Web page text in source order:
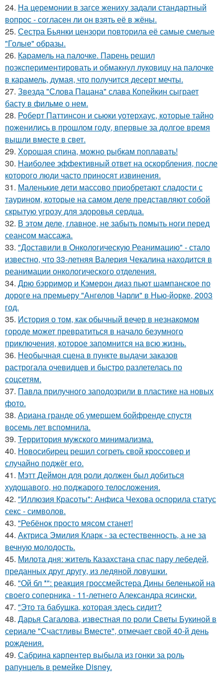
24. На церемонии в загсе жениху задали стандартный
вопрос - согласен ли он взять её в жёны.
25. Сестра Бьянки цензори повторила её самые смелые
"Голые" образы.
26. Карамель на палочке. Парень решил
поэкспериментировать и обмакнул луковицу на палочке
в карамель, думая, что получится десерт мечты.
27. Звезда "Слова Пацана" слава Копейкин сыграет
басту в фильме о нем.
28. Роберт Паттинсон и сьюки уотерхаус, которые тайно
поженились в прошлом году, впервые за долгое время
вышли вместе в свет.
29. Хорошая спина, можно рыбкам поплавать!
30. Наиболее эффективный ответ на оскорбления, после
которого люди часто приносят извинения.
31. Маленькие дети массово приобретают сладости с
таурином, которые на самом деле представляют собой
скрытую угрозу для здоровья сердца.
32. В этом деле, главное, не забыть помыть ноги перед
сеансом массажа.
33. "Доставили в Онкологическую Реанимацию" - стало
известно, что 33-летняя Валерия Чекалина находится в
реанимации онкологического отделения.
34. Дрю бэрримор и Кэмерон диаз пьют шампанское по
дороге на премьеру "Ангелов Чарли" в Нью-йорке, 2003
год.
35. История о том, как обычный вечер в незнакомом
городе может превратиться в начало безумного
приключения, которое запомнится на всю жизнь.
36. Необычная сцена в пункте выдачи заказов
растрогала очевидцев и быстро разлетелась по
соцсетям.
37. Павла прилучного заподозрили в пластике на новых
фото.
38. Ариана гранде об умершем бойфренде спустя
восемь лет вспомнила.
39. Территория мужского минимализма.
40. Новосибирец решил согреть свой кроссовер и
случайно поджёг его.
41. Мэтт Деймон для роли должен был добиться
худощавого, но поджарого телосложения.
42. "Иллюзия Красоты": Анфиса Чехова оспорила статус
секс - символов.
43. "Ребёнок просто мясом станет!
44. Актриса Эмилия Кларк - за естественность, а не за
вечную молодость.
45. Милота дня: житель Казахстана спас пару лебедей,
преданных друг другу, из ледяной ловушки.
46. "Ой бл *": реакция гроссмейстера Дины беленькой на
своего соперника - 11-летнего Александра ясински.
47. "Это та бабушка, которая здесь сидит?
48. Дарья Сагалова, известная по роли Светы Букиной в
сериале "Счастливы Вместе", отмечает свой 40-й день
рождения.
49. Сабрина карпентер выбыла из гонки за роль
рапунцель в ремейке Disney.